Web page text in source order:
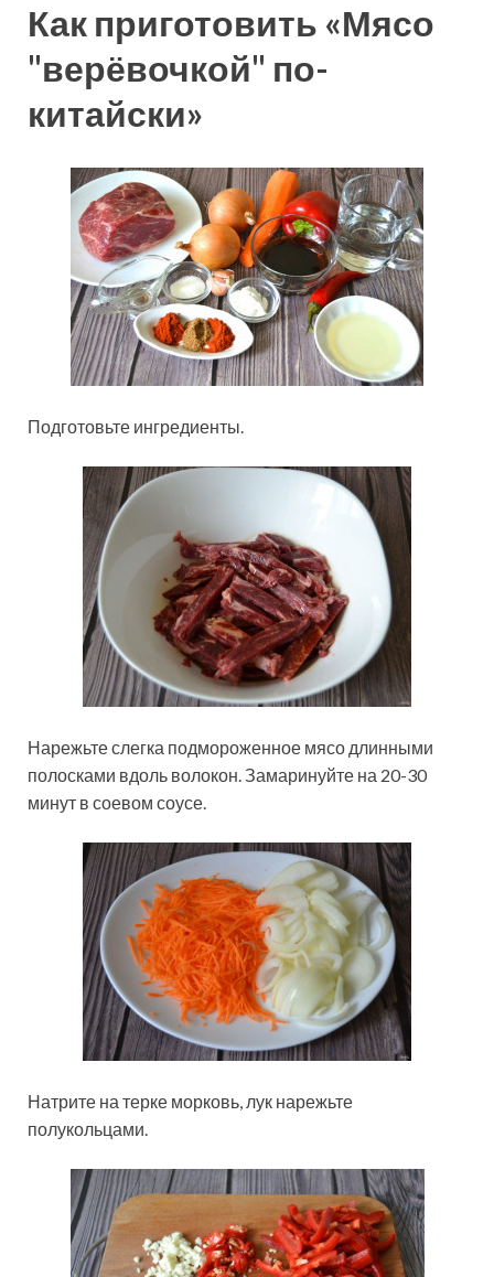
Как приготовить «Мясо
"верёвочкой" по-
китайски»
Подготовьте ингредиенты.
Нарежьте слегка подмороженное мясо длинными
полосками вдоль волокон. Замаринуйте на 20-30
минут в соевом соусе.
Натрите на терке морковь, лук нарежьте
полукольцами.